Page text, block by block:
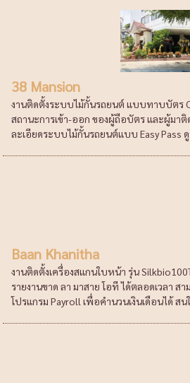
38 Mansion
งานติดตั้งระบบไม้กั้นรถยนต์ แบบทาบบัตร
สถานะการเข้า-ออก ของผู้ถือบัตร และผู้มาติ
ละเอียดระบบไม้กั้นรถยนต์แบบ Easy Pass
Baan Khanitha
งานติดตั้งเครื่องสแกนใบหน้า รุ่น
รายงานขาด ลา มาสาย โอที ได้ตลอดเวลา สา
โปรแกรม Payroll เพื่อคำนวนเงินเดือนได้ สน